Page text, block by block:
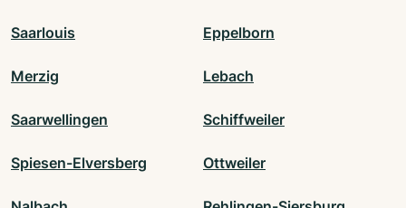
Saarlouis Eppelborn
Merzig Lebach
Saarwellingen Schiffweiler
Spiesen-Elversberg Ottweiler